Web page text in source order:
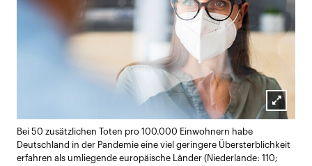
Lightbox
Bei 50 zusätzlichen Toten pro 100.000 Einwohnern habe
Deutschland in der Pandemie eine viel geringere Übersterblichkeit
erfahren als umliegende europäische Länder (Niederlande: 110;